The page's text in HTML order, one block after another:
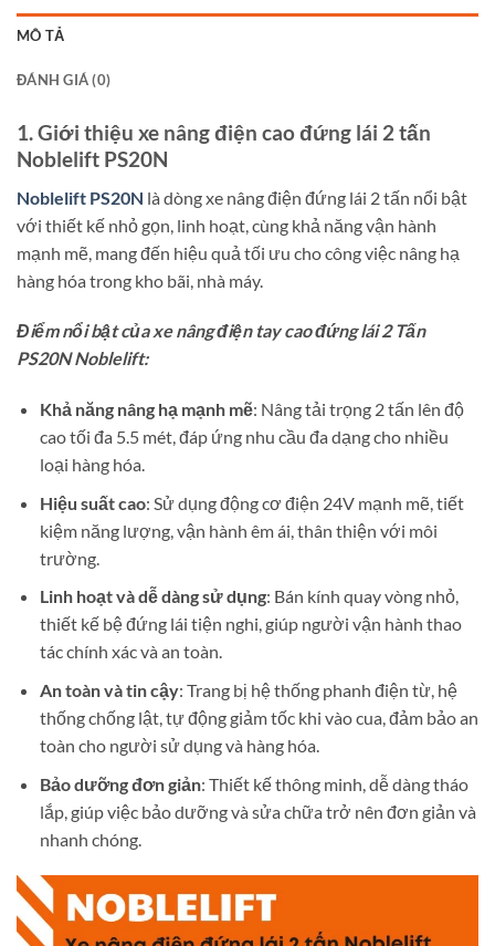
MÔ TẢ
ĐÁNH GIÁ (0)
1. Giới thiệu xe nâng điện cao đứng lái 2 tấn
Noblelift PS20N
Noblelift PS20N là dòng xe nâng điện đứng lái 2 tấn nổi bật
với thiết kế nhỏ gọn, linh hoạt, cùng khả năng vận hành
mạnh mẽ, mang đến hiệu quả tối ưu cho công việc nâng hạ
hàng hóa trong kho bãi, nhà máy.
Điểm nổi bật của xe nâng điện tay cao đứng lái 2 Tấn
PS20N Noblelift:
Khả năng nâng hạ mạnh mẽ: Nâng tải trọng 2 tấn lên độ
cao tối đa 5.5 mét, đáp ứng nhu cầu đa dạng cho nhiều
loại hàng hóa.
Hiệu suất cao: Sử dụng động cơ điện 24V mạnh mẽ, tiết
kiệm năng lượng, vận hành êm ái, thân thiện với môi
trường.
Linh hoạt và dễ dàng sử dụng: Bán kính quay vòng nhỏ,
thiết kế bệ đứng lái tiện nghi, giúp người vận hành thao
tác chính xác và an toàn.
An toàn và tin cậy: Trang bị hệ thống phanh điện từ, hệ
thống chống lật, tự động giảm tốc khi vào cua, đảm bảo an
toàn cho người sử dụng và hàng hóa.
Bảo dưỡng đơn giản: Thiết kế thông minh, dễ dàng tháo
lắp, giúp việc bảo dưỡng và sửa chữa trở nên đơn giản và
nhanh chóng.